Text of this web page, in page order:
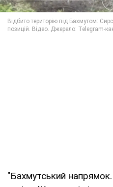
"Бахмутський